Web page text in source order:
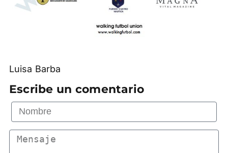
Luisa Barba
Escribe un comentario